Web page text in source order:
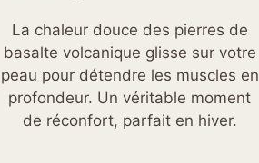
La chaleur douce des pierres de
basalte volcanique glisse sur votre
peau pour détendre les muscles en
profondeur. Un véritable moment
de réconfort, parfait en hiver.